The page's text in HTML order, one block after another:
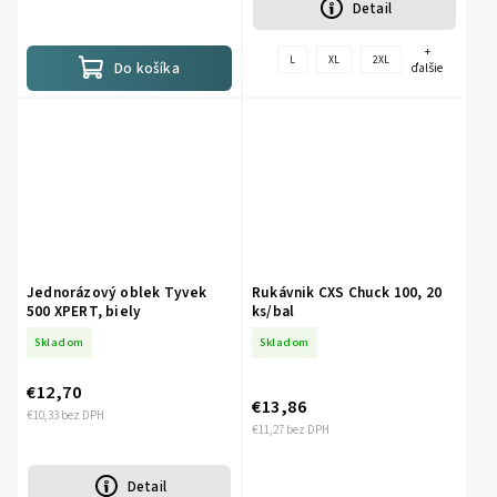
Do košíka
Detail
L XL 2XL
+
ďalšie
Jednorázový oblek Tyvek
500 XPERT, biely
Skladom
€10,33 bez DPH
€12,70
Detail
Rukávnik CXS Chuck 100, 20
ks/bal
Skladom
€11,27 bez DPH
€13,86